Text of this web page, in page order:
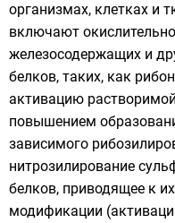
организмах, клетках и
включают
железосодержащих и
белков, таких, как
активацию
повышением
зависимого
нитрозилирование
белков, приводящее к
модификации